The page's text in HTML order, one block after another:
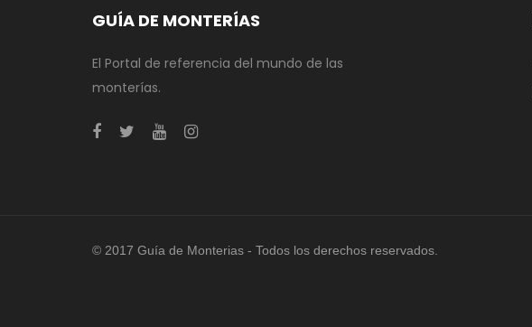
GUÍA DE MONTERÍAS
El Portal de referencia del mundo de las
monterías.
© 2017 Guía de Monterias - Todos los derechos reservados.